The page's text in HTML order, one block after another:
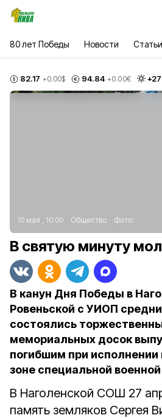
80 лет Победы Новости Статьи
82.17 +0.00$ 94.84 +0.00€ +27
10 мая , 10:00 Общество Фото:
В святую минуту
В канун Дня Победы в
Ровеньской с УИОП
состоялись
мемориальных досок
погибшим при исполнении
зоне специальной
В Наголенской СОШ 27
память земляков Сергея